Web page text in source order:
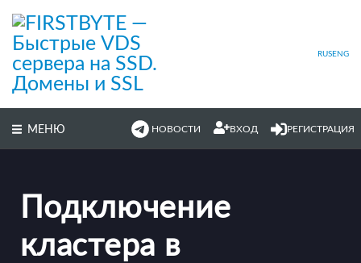
основному
содержимому
RUS ENG
МЕНЮ НОВОСТИ ВХОД РЕГИСТРАЦИЯ
Подключение
кластера в